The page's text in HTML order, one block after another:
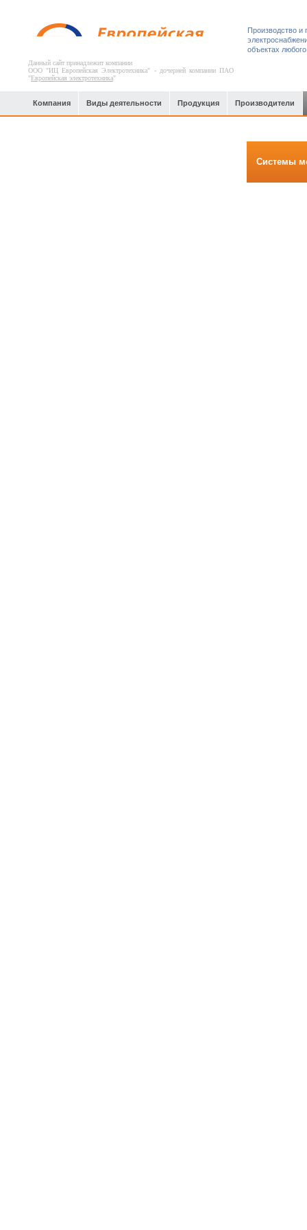
Данный сайт принадлежит компании
ООО "ИЦ Европейская Электротехника" - дочерней компании ПАО
"Европейская электротехника"
Производство и
объектах
Компания Виды деятельности Продукция Производители
Системы